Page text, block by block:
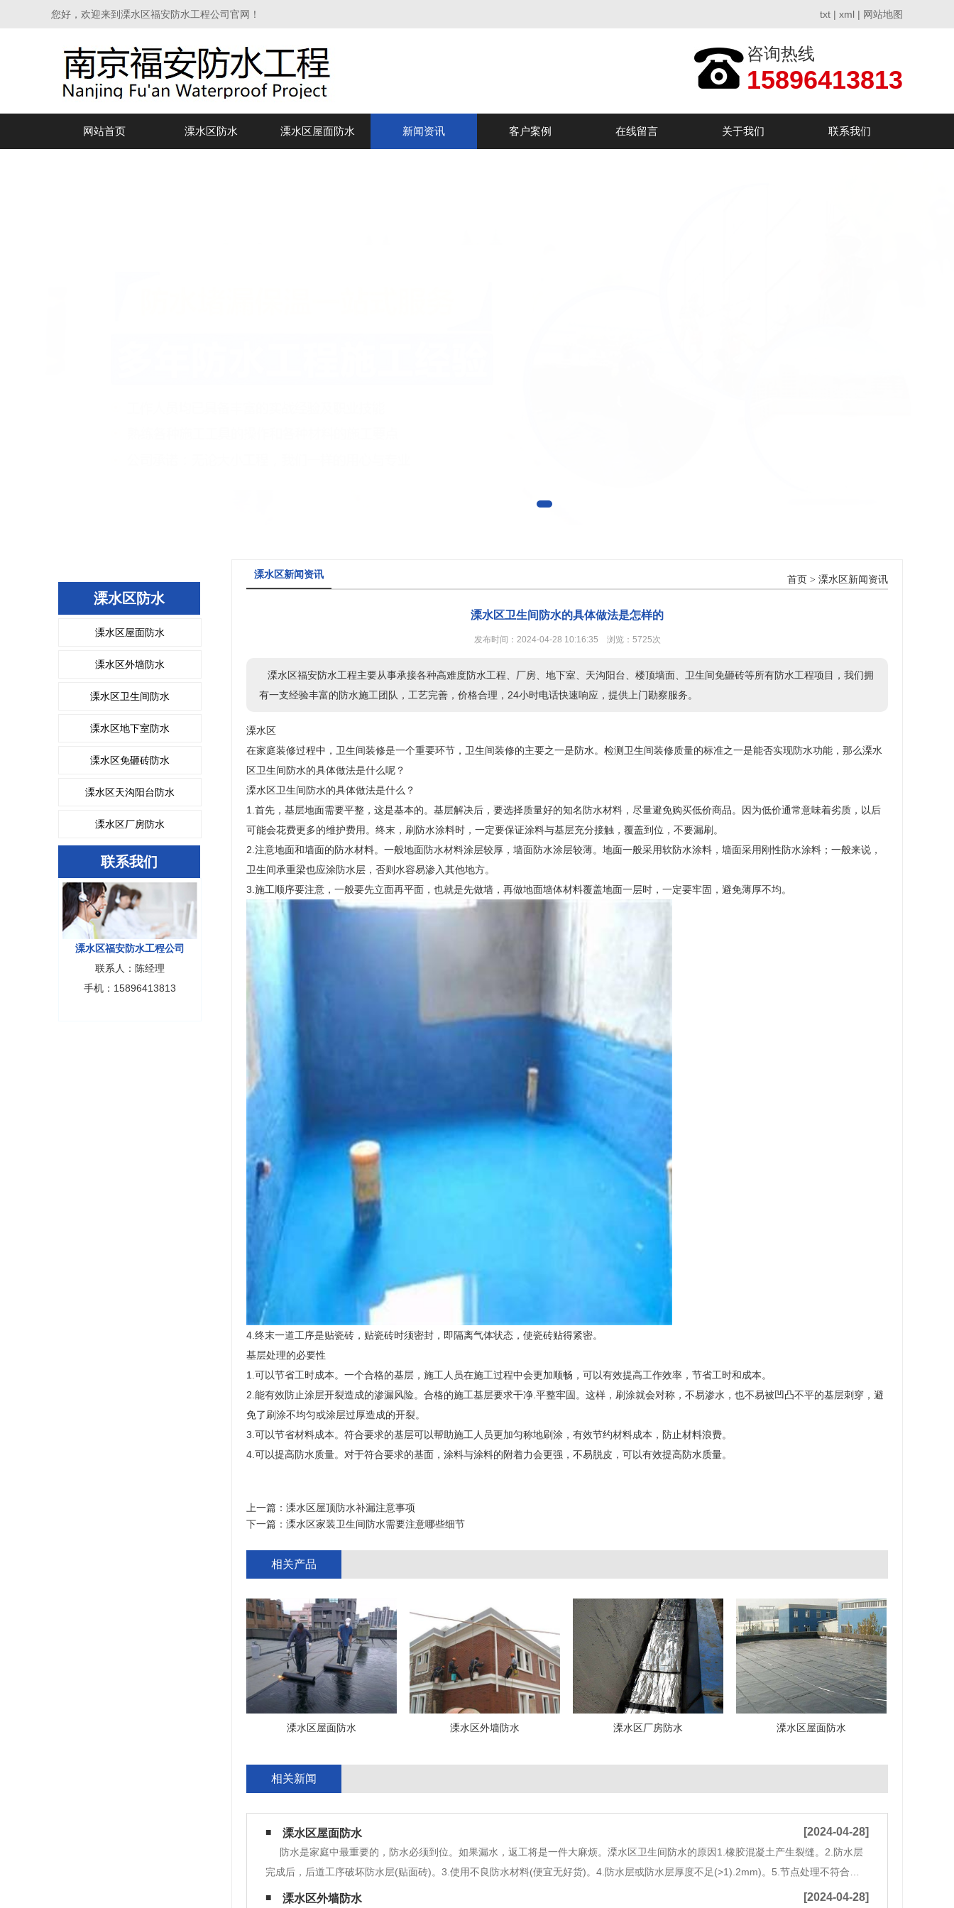
您好，欢迎来到溧水区福安防水工程公司官网！ txt | xml | 网站地图
咨询热线
15896413813
网站首页 溧水区防水 溧水区屋面防水 新闻资讯 客户案例 在线留言 关于我们 联系我们
溧水区防水
溧水区屋面防水
溧水区外墙防水
溧水区卫生间防水
溧水区地下室防水
溧水区免砸砖防水
溧水区天沟阳台防水
溧水区厂房防水
联系我们
溧水区福安防水工程公司
联系人：陈经理
手机：15896413813
溧水区新闻资讯 首页 > 溧水区新闻资讯
溧水区卫生间防水的具体做法是怎样的
发布时间：2024-04-28 10:16:35 浏览：5725次
溧水区福安防水工程主要从事承接各种高难度防水工程、厂房、地下室、天沟阳台、楼顶墙面、卫生间免砸砖等所有防水工程项目，我们拥
有一支经验丰富的防水施工团队，工艺完善，价格合理，24小时电话快速响应，提供上门勘察服务。
溧水区
在家庭装修过程中，卫生间装修是一个重要环节，卫生间装修的主要之一是防水。检测卫生间装修质量的标准之一是能否实现防水功能，那么溧水
区卫生间防水的具体做法是什么呢？
溧水区卫生间防水的具体做法是什么？
1.首先，基层地面需要平整，这是基本的。基层解决后，要选择质量好的知名防水材料，尽量避免购买低价商品。因为低价通常意味着劣质，以后
可能会花费更多的维护费用。终末，刷防水涂料时，一定要保证涂料与基层充分接触，覆盖到位，不要漏刷。
2.注意地面和墙面的防水材料。一般地面防水材料涂层较厚，墙面防水涂层较薄。地面一般采用软防水涂料，墙面采用刚性防水涂料；一般来说，
卫生间承重梁也应涂防水层，否则水容易渗入其他地方。
3.施工顺序要注意，一般要先立面再平面，也就是先做墙，再做地面墙体材料覆盖地面一层时，一定要牢固，避免薄厚不均。
4.终末一道工序是贴瓷砖，贴瓷砖时须密封，即隔离气体状态，使瓷砖贴得紧密。
基层处理的必要性
1.可以节省工时成本。一个合格的基层，施工人员在施工过程中会更加顺畅，可以有效提高工作效率，节省工时和成本。
2.能有效防止涂层开裂造成的渗漏风险。合格的施工基层要求干净.平整牢固。这样，刷涂就会对称，不易渗水，也不易被凹凸不平的基层刺穿，避
免了刷涂不均匀或涂层过厚造成的开裂。
3.可以节省材料成本。符合要求的基层可以帮助施工人员更加匀称地刷涂，有效节约材料成本，防止材料浪费。
4.可以提高防水质量。对于符合要求的基面，涂料与涂料的附着力会更强，不易脱皮，可以有效提高防水质量。
上一篇： 溧水区屋顶防水补漏注意事项
下一篇： 溧水区家装卫生间防水需要注意哪些细节
相关产品
溧水区屋面防水 溧水区外墙防水 溧水区厂房防水 溧水区屋面防水
相关新闻
溧水区屋面防水 [2024-04-28]
防水是家庭中最重要的，防水必须到位。如果漏水，返工将是一件大麻烦。溧水区卫生间防水的原因1.橡胶混凝土产生裂缝。2.防水层
完成后，后道工序破坏防水层(贴面砖)。3.使用不良防水材料(便宜无好货)。4.防水层或防水层厚度不足(>1).2mm)。5.节点处理不符合要
求。6.装修开槽埋管损坏原防水层，造成漏水。7.防水时，基面不符合要求，有起砂.松散等现象。8.水管和水泥收缩不同，产生裂缝卫生
溧水区外墙防水 [2024-04-28]